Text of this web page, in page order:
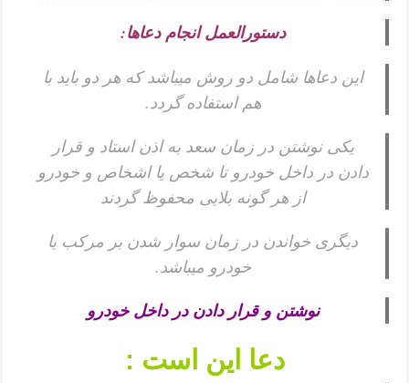
دستورالعمل انجام دعاها:
این دعاها شامل دو روش میباشد که هر دو باید با
هم استفاده گردد.
یکی نوشتن در زمان سعد به اذن استاد و قرار
دادن در داخل خودرو تا شخص یا اشخاص و خودرو
از هر گونه بلایی محفوظ گردند
دیگری خواندن در زمان سوار شدن بر مرکب یا
خودرو میباشد.
نوشتن و قرار دادن در داخل خودرو
دعا این است :